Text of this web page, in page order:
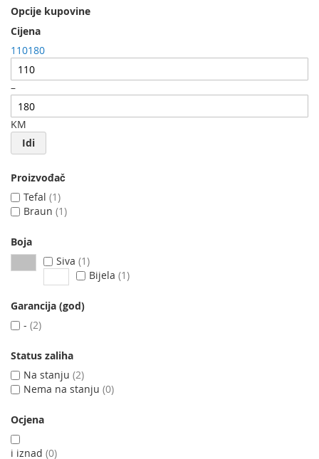
Opcije kupovine
Cijena
110180
–
KM
Idi
Proizvođač
Tefal 1
Braun 1
Boja
Siva 1
Bijela 1
Garancija (god)
- 2
Status zaliha
Na stanju 2
Nema na stanju 0
Ocjena
i iznad 0